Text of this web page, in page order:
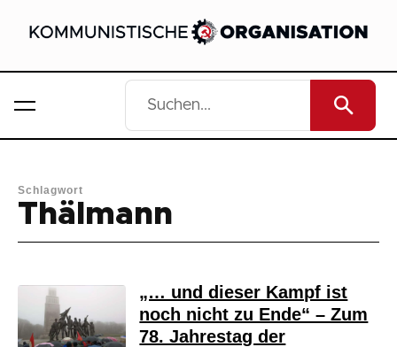
Schlagwort
Thälmann
„… und dieser Kampf ist
noch nicht zu Ende“ – Zum
78. Jahrestag der